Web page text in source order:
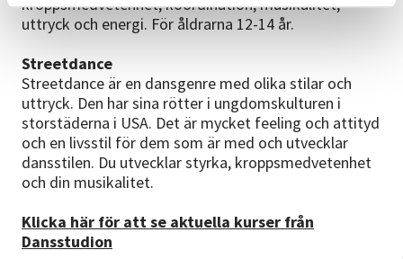
kroppsmedvetenhet, koordination, musikalitet,
uttryck och energi. För åldrarna 12-14 år.
Streetdance
Streetdance är en dansgenre med olika stilar och
uttryck. Den har sina rötter i ungdomskulturen i
storstäderna i USA. Det är mycket feeling och attityd
och en livsstil för dem som är med och utvecklar
dansstilen. Du utvecklar styrka, kroppsmedvetenhet
och din musikalitet.
Klicka här för att se aktuella kurser från
Dansstudion